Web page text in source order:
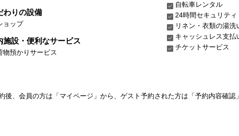
わりの設備
ョップ
施設・便利なサービス
物預かりサービス
自転車レンタル
24時間セキュリティ
リネン・衣類の湯洗
キャッシュレス支払
チケットサービス
、会員の方は「マイページ」から、ゲスト予約された方は「予約内容確認